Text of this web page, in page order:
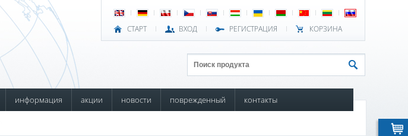
СТАРТ ВХОД РЕГИСТРАЦИЯ КОРЗИНА
информация акции новости поврежденный контакты